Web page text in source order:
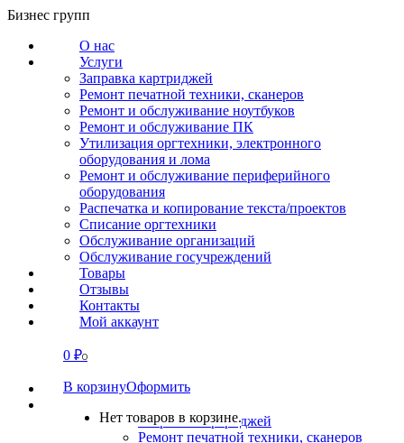
Перейти
содержанию
Бизнес групп
О нас
Услуги
Заправка картриджей
Ремонт печатной техники, сканеров
Ремонт и обслуживание ноутбуков
Ремонт и обслуживание ПК
Утилизация оргтехники, электронного
оборудования и лома
Ремонт и обслуживание периферийного
оборудования
Распечатка и копирование текста/проектов
Списание оргтехники
Обслуживание организаций
Обслуживание госучреждений
Товары
Отзывы
Контакты
Мой аккаунт
0 ₽0
В корзинуОформить
Нет товаров в корзине.
СВЯЗАТЬСЯ
О нас
Заправка картриджей
Ремонт печатной техники, сканеров